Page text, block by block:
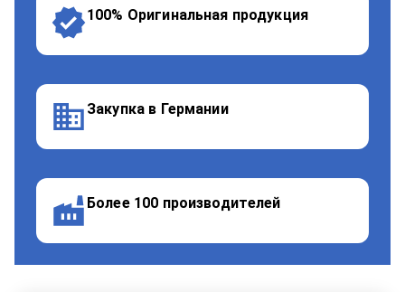
100% Оригинальная продукция
Закупка в Германии
Более 100 производителей